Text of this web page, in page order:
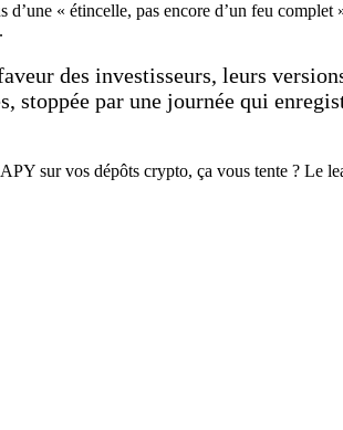
d’une « étincelle, pas encore d’un feu
des investisseurs, leurs
stoppée par une journée qui
sur vos dépôts crypto, ça vous tente ? Le